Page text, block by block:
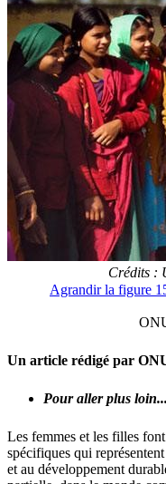
Crédits :
Agrandirla figure
Un article rédigé par
Pour aller plus loin...
Les femmes et les filles
spécifiques qui
et au développement